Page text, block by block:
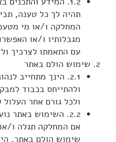
תהיה לך כל טענה,
המחלקה ו/או מי
מגבלותיו ו/או
עם התאמתו לצרכיך
שימוש הולם באתר
2.1. הינך מתחייב
ולהתייחס בכבוד
ולכל גורם אחר
2.2. השימוש באתר
אם המחלקה תגלה ו/
שימוש הולם באתר,